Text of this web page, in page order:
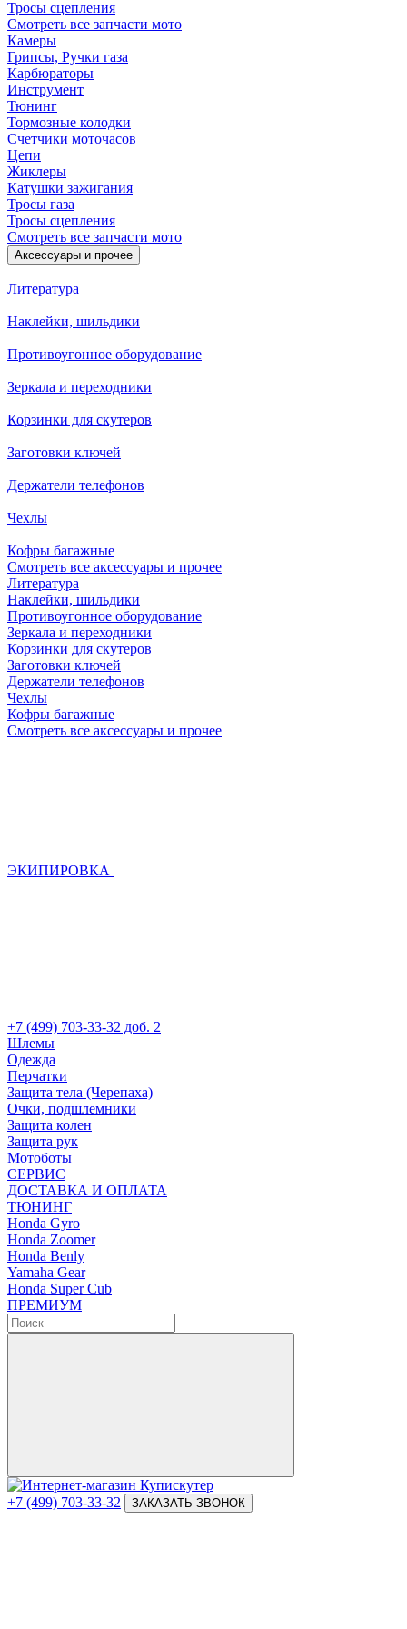
Тросы сцепления
Смотреть все запчасти мото
Камеры
Грипсы, Ручки газа
Карбюраторы
Инструмент
Тюнинг
Тормозные колодки
Счетчики моточасов
Цепи
Жиклеры
Катушки зажигания
Тросы газа
Тросы сцепления
Смотреть все запчасти мото
Аксессуары и прочее
Литература
Наклейки, шильдики
Противоугонное оборудование
Зеркала и переходники
Корзинки для скутеров
Заготовки ключей
Держатели телефонов
Чехлы
Кофры багажные
Смотреть все аксессуары и прочее
Литература
Наклейки, шильдики
Противоугонное оборудование
Зеркала и переходники
Корзинки для скутеров
Заготовки ключей
Держатели телефонов
Чехлы
Кофры багажные
Смотреть все аксессуары и прочее
ЭКИПИРОВКА
+7 (499) 703-33-32 доб. 2
Шлемы
Одежда
Перчатки
Защита тела (Черепаха)
Очки, подшлемники
Защита колен
Защита рук
Мотоботы
СЕРВИС
ДОСТАВКА И ОПЛАТА
ТЮНИНГ
Honda Gyro
Honda Zoomer
Honda Benly
Yamaha Gear
Honda Super Cub
ПРЕМИУМ
+7 (499) 703-33-32 ЗАКАЗАТЬ ЗВОНОК